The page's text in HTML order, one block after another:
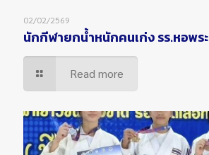
02/02/2569
นักกีฬายกน้ำหนักคนเก่ง รร.หอพระ
Read more